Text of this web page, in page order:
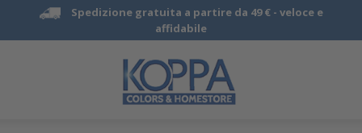
Spedizione gratuita a partire da 49 € - veloce e
affidabile